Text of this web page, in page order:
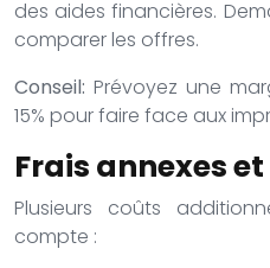
des aides financières.
comparer les offres.
Conseil: Prévoyez une
15% pour faire face aux
Frais annexes
Plusieurs coûts
compte :